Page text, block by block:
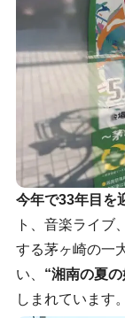
今年で33年目を
ト、音楽ライブ
する茅ヶ崎の一
い、 “湘南の夏
しまれています。